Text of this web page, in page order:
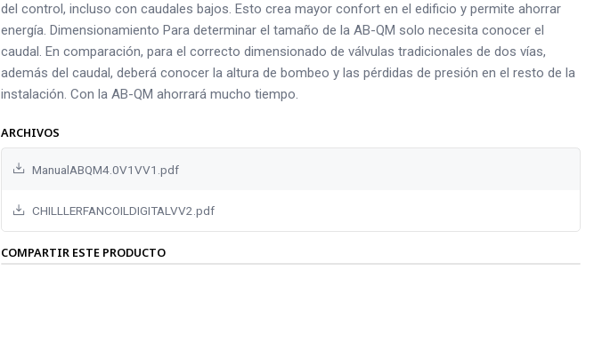
del control, incluso con caudales bajos. Esto crea mayor confort en el edificio y permite ahorrar
energía. Dimensionamiento Para determinar el tamaño de la AB-QM solo necesita conocer el
caudal. En comparación, para el correcto dimensionado de válvulas tradicionales de dos vías,
además del caudal, deberá conocer la altura de bombeo y las pérdidas de presión en el resto de la
instalación. Con la AB-QM ahorrará mucho tiempo.
ARCHIVOS
ManualABQM4.0V1VV1.pdf
CHILLLERFANCOILDIGITALVV2.pdf
COMPARTIR ESTE PRODUCTO